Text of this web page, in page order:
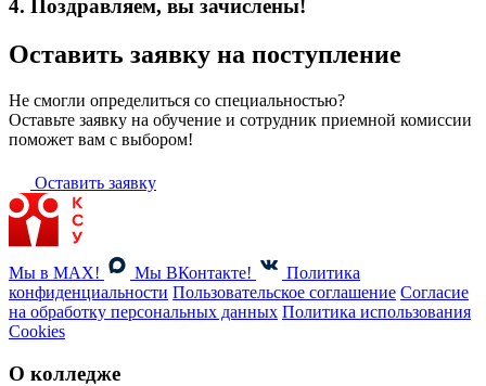
4. Поздравляем, вы зачислены!
Оставить заявку на поступление
Не смогли определиться со специальностью?
Оставьте заявку на обучение и сотрудник приемной комиссии
поможет вам с выбором!
Оставить заявку
Мы в MAX! Мы ВКонтакте!
Политика
конфиденциальности Пользовательское соглашение Согласие
на обработку персональных данных Политика использования
Cookies
О колледже